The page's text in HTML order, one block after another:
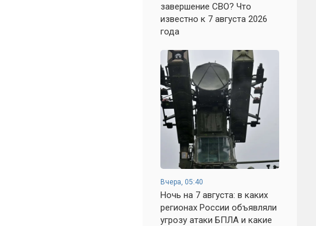
завершение СВО? Что
известно к 7 августа 2026
года
Вчера, 05:40
Ночь на 7 августа: в каких
регионах России объявляли
угрозу атаки БПЛА и какие